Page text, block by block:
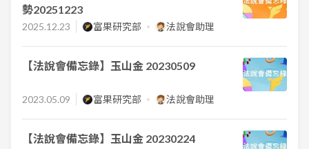
勢20251223
2025.12.23 富果研究部 法說會助理
【法說會備忘錄】玉山金 20230509
2023.05.09 富果研究部 法說會助理
【法說會備忘錄】玉山金 20230224